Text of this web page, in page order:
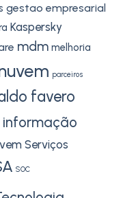
gestao empresarial
Kaspersky
mdm melhoria
parceiros
favero
Serviços
SOC